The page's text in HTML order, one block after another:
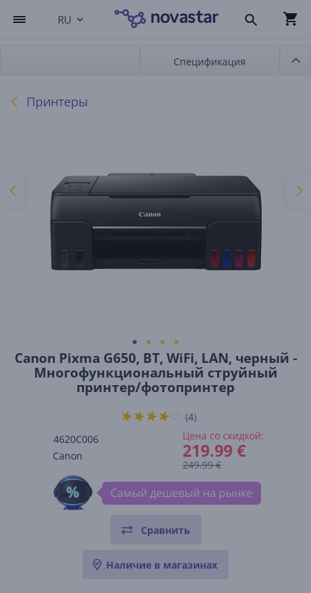
RU
Спецификация
Принтеры
Canon Pixma G650, BT, WiFi, LAN, черный -
Многофункциональный струйный
принтер/фотопринтер
4620C006
Canon
Цена со скидкой:
219.99 €
249.99 €
(4)
Самый дешевый на рынке
Сравнить
Наличие в магазинах